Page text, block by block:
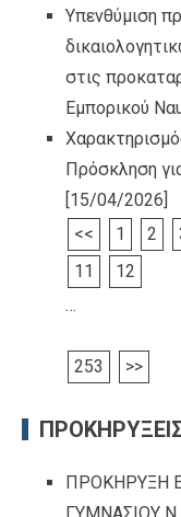
Υπενθύμιση
στις
Εμπορικού
Πρόσκληση
[15/04/2026]
<<
1 2
11
12
…
253 >>
ΠΡΟΚΗΡΥΞΗ